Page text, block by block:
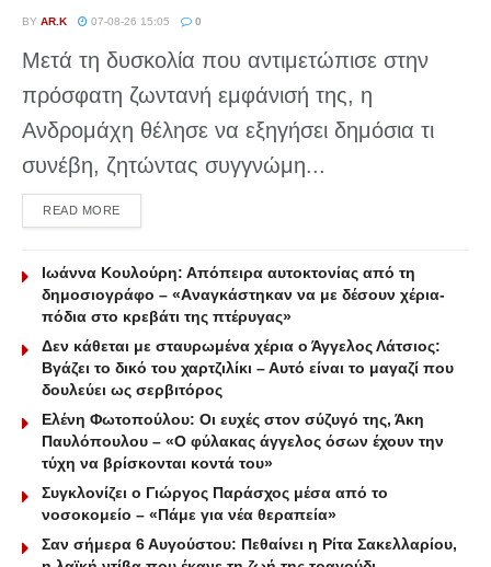
BY AR.K 07-08-26 15:05 0
Μετά τη δυσκολία που αντιμετώπισε στην
πρόσφατη ζωντανή εμφάνισή της, η
Ανδρομάχη θέλησε να εξηγήσει δημόσια τι
συνέβη, ζητώντας συγγνώμη...
READ MOREDETAILS
Ιωάννα Κουλούρη: Απόπειρα αυτοκτονίας από τη
δημοσιογράφο – «Aναγκάστηκαν να με δέσουν χέρια-
πόδια στο κρεβάτι της πτέρυγας»
Δεν κάθεται με σταυρωμένα χέρια ο Άγγελος Λάτσιος:
Βγάζει το δικό του χαρτζιλίκι – Αυτό είναι το μαγαζί που
δουλεύει ως σερβιτόρος
Ελένη Φωτοπούλου: Οι ευχές στον σύζυγό της, Άκη
Παυλόπουλου – «Ο φύλακας άγγελος όσων έχουν την
τύχη να βρίσκονται κοντά του»
Συγκλονίζει ο Γιώργος Παράσχος μέσα από το
νοσοκομείο – «Πάμε για νέα θεραπεία»
Σαν σήμερα 6 Αυγούστου: Πεθαίνει η Ρίτα Σακελλαρίου,